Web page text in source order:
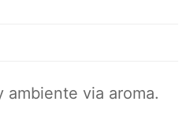
ambiente via aroma.